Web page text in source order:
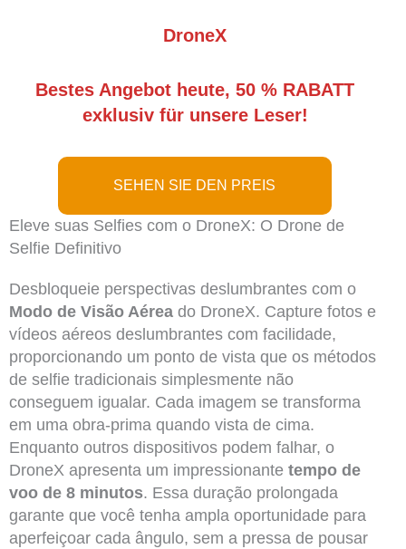
DroneX
Bestes Angebot heute, 50 % RABATT
exklusiv für unsere Leser!
SEHEN SIE DEN PREIS
Eleve suas Selfies com o DroneX: O Drone de
Selfie Definitivo
Desbloqueie perspectivas deslumbrantes com o
Modo de Visão Aéreado DroneX. Capture fotos e
vídeos aéreos deslumbrantes com facilidade,
proporcionando um ponto de vista que os métodos
de selfie tradicionais simplesmente não
conseguem igualar. Cada imagem se transforma
em uma obra-prima quando vista de cima.
Enquanto outros dispositivos podem falhar, o
DroneX apresenta um impressionante tempo de
voo de 8 minutos. Essa duração prolongada
garante que você tenha ampla oportunidade para
aperfeiçoar cada ângulo, sem a pressa de pousar